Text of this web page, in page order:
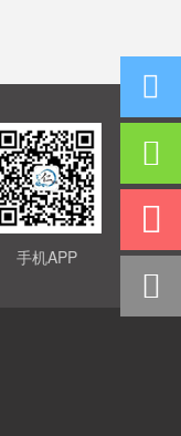
手机APP